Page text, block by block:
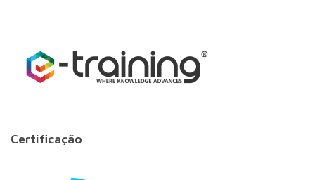
Certificação